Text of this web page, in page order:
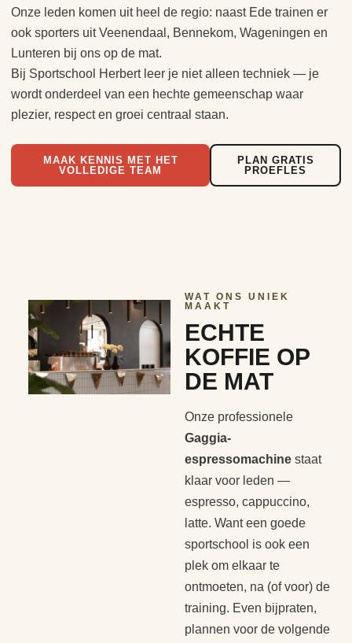
Onze leden komen uit heel de regio: naast Ede trainen er
ook sporters uit Veenendaal, Bennekom, Wageningen en
Lunteren bij ons op de mat.
Bij Sportschool Herbert leer je niet alleen techniek — je
wordt onderdeel van een hechte gemeenschap waar
plezier, respect en groei centraal staan.
MAAK KENNIS MET HET
VOLLEDIGE TEAM
PLAN GRATIS
PROEFLES
WAT ONS UNIEK
MAAKT
ECHTE
KOFFIE OP
DE MAT
Onze professionele
Gaggia-
espressomachine staat
klaar voor leden —
espresso, cappuccino,
latte. Want een goede
sportschool is ook een
plek om elkaar te
ontmoeten, na (of voor) de
training. Even bijpraten,
plannen voor de volgende